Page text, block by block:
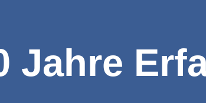
Jahre